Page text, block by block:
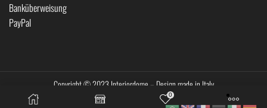
Banküberweisung
PayPal
Copyright © 2023 Interiordome – Design made in Italy
0